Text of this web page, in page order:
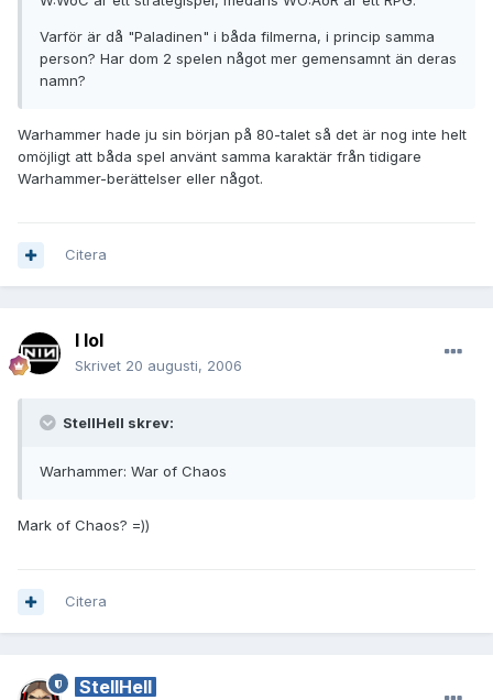
Varför är då "Paladinen" i båda filmerna, i princip samma
person? Har dom 2 spelen något mer gemensamnt än deras
namn?
Warhammer hade ju sin början på 80-talet så det är nog inte helt
omöjligt att båda spel använt samma karaktär från tidigare
Warhammer-berättelser eller något.
Citera
I lol
Skrivet 20 augusti, 2006
StellHell skrev:
Warhammer: War of Chaos
Mark of Chaos? =))
Citera
StellHell